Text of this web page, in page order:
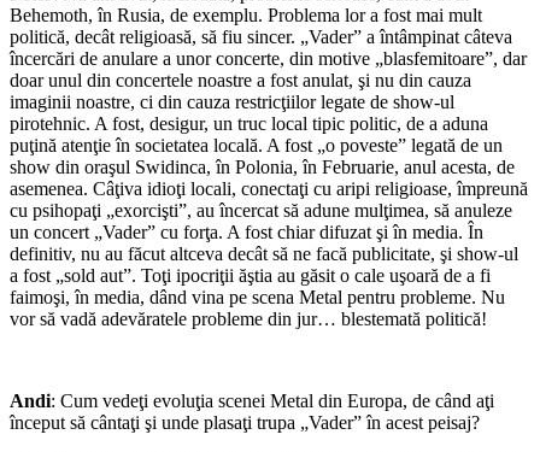
Behemoth, în Rusia, de exemplu. Problema lor a fost mai mult
politică, decât religioasă, să fiu sincer. „Vader” a întâmpinat câteva
încercări de anulare a unor concerte, din motive „blasfemitoare”, dar
doar unul din concertele noastre a fost anulat, şi nu din cauza
imaginii noastre, ci din cauza restricţiilor legate de show-ul
pirotehnic. A fost, desigur, un truc local tipic politic, de a aduna
puţină atenţie în societatea locală. A fost „o poveste” legată de un
show din oraşul Swidinca, în Polonia, în Februarie, anul acesta, de
asemenea. Câţiva idioţi locali, conectaţi cu aripi religioase, împreună
cu psihopaţi „exorcişti”, au încercat să adune mulţimea, să anuleze
un concert „Vader” cu forţa. A fost chiar difuzat şi în media. În
definitiv, nu au făcut altceva decât să ne facă publicitate, şi show-ul
a fost „sold aut”. Toţi ipocriţii ăştia au găsit o cale uşoară de a fi
faimoşi, în media, dând vina pe scena Metal pentru probleme. Nu
vor să vadă adevăratele probleme din jur… blestemată politică!
Andi: Cum vedeţi evoluţia scenei Metal din Europa, de când aţi
început să cântaţi şi unde plasaţi trupa „Vader” în acest peisaj?